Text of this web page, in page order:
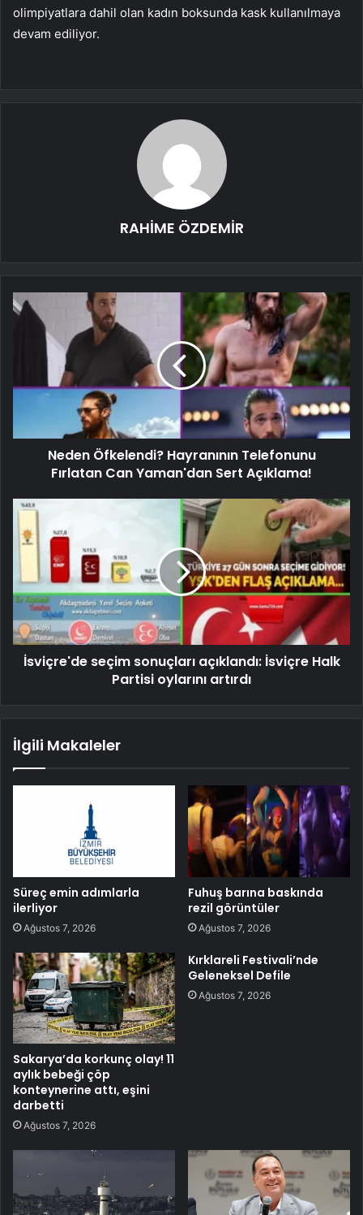
olimpiyatlara dahil olan kadın boksunda kask kullanılmaya
devam ediliyor.
RAHİME ÖZDEMİR
Neden Öfkelendi? Hayranının Telefonunu
Fırlatan Can Yaman'dan Sert Açıklama!
İsviçre'de seçim sonuçları açıklandı: İsviçre Halk
Partisi oylarını artırdı
İlgili Makaleler
Süreç emin adımlarla
ilerliyor
Ağustos 7, 2026
Fuhuş barına baskında
rezil görüntüler
Ağustos 7, 2026
Sakarya’da korkunç olay! 11
aylık bebeği çöp
konteynerine attı, eşini
darbetti
Ağustos 7, 2026
Kırklareli Festivali’nde
Geleneksel Defile
Ağustos 7, 2026